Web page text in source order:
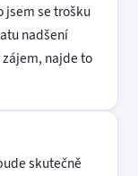
jsem se trošku
nadšení
najde to
skutečně